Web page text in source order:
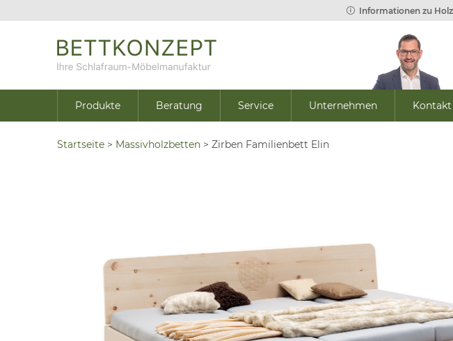
Informationen zu
Produkte Beratung Service Unternehmen Kontakt
Startseite > Massivholzbetten > Zirben Familienbett Elin